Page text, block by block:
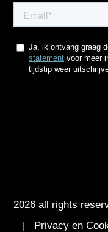
2026 all rights
| Privacy en